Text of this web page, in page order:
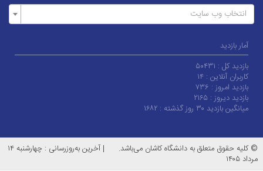
انتخاب وب سایت
آمار بازدید
بازدید کل : ۵۰۴۳۱
کاربران آنلاین : ۱۴
بازدید امروز : ۷۳۶
بازدید دیروز : ۲۱۶۵
میانگین بازدید ۳۰ روز گذشته :
۱۶۸۲
© کلیه حقوق متعلق به دانشگاه کاشان می‌باشد. |
آخرین به‌روزرسانی : چهارشنبه ۱۴
مرداد ۱۴۰۵